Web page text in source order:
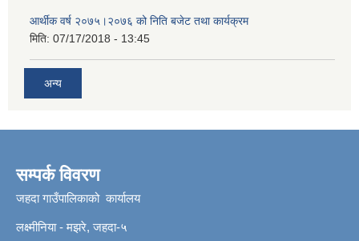
आर्थीक वर्ष २०७५।२०७६ को निति बजेट तथा कार्यक्रम
मिति: 07/17/2018 - 13:45
अन्य
सम्पर्क विवरण
जहदा गाउँपालिकाको कार्यालय
लक्ष्मीनिया - मझरे, जहदा-५